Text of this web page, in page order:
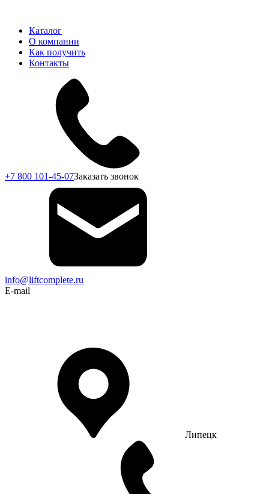
Каталог
О компании
Как получить
Контакты
+7 800 101-45-07Заказать звонок
info@liftcomplete.ru
E-mail
Липецк